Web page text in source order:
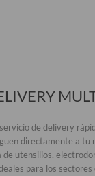
de delivery
directamente a tu
utensilios,
para los